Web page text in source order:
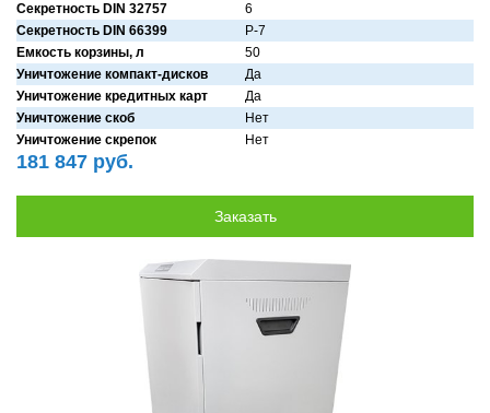
Секретность DIN 32757
6
Секретность DIN 66399
P-7
Емкость корзины, л
50
Уничтожение компакт-дисков
Дa
Уничтожение кредитных карт
Дa
Уничтожение скоб
Нет
Уничтожение скрепок
Нет
181 847 руб.